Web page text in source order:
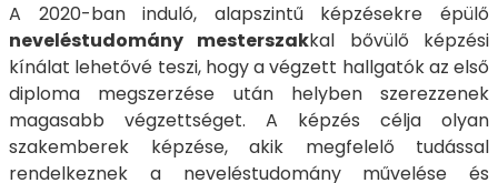
A 2020-ban induló, alapszintű képzésekre épülő
neveléstudomány mesterszakkal bővülő képzési
kínálat lehetővé teszi, hogy a végzett hallgatók az első
diploma megszerzése után helyben szerezzenek
magasabb végzettséget. A képzés célja olyan
szakemberek képzése, akik megfelelő tudással
rendelkeznek a neveléstudomány művelése és